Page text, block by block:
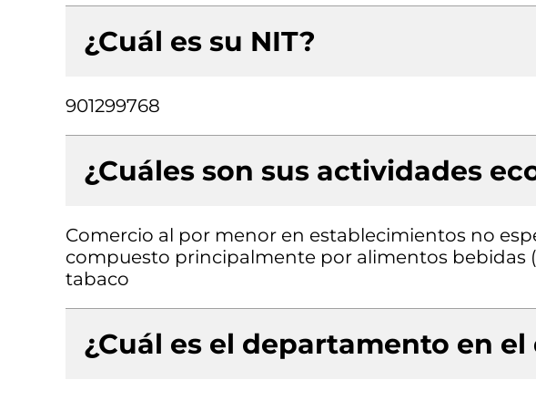
¿Cuál es su NIT?
901299768
¿Cuáles son sus actividades
Comercio al por menor en establecimientos no
compuesto principalmente por alimentos bebidas
tabaco
¿Cuál es el departamento en el